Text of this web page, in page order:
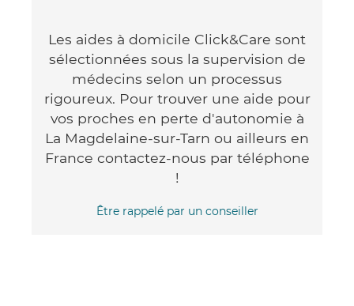
Les aides à domicile Click&Care sont
sélectionnées sous la supervision de
médecins selon un processus
rigoureux. Pour trouver une aide pour
vos proches en perte d'autonomie à
La Magdelaine-sur-Tarn ou ailleurs en
France contactez-nous par téléphone
!
Être rappelé par un conseiller